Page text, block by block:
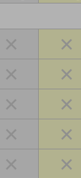
×
×
×
×
×